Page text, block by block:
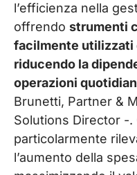
l’efficienza nella
offrendo strumenti
facilmente utilizzati
riducendo la
operazioni
Brunetti, Partner &
Solutions Director -
particolarmente
l’aumento della